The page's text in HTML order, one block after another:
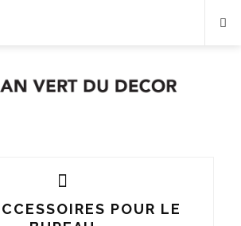
POUR LE